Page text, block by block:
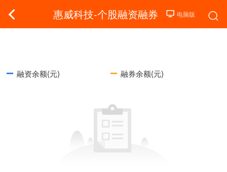
惠威科技-个股融资融券
融资余额(元) 融券余额(元)